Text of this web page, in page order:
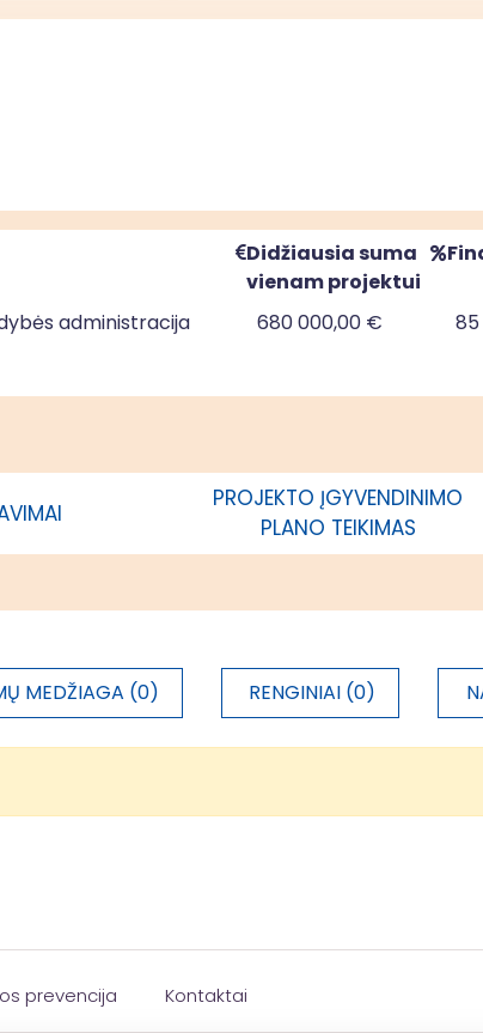
Didžiausia suma
vienam projektui
administracija 680 000,00 €
PROJEKTO ĮGYVENDINIMO
PLANO TEIKIMAS
MEDŽIAGA (0) RENGINIAI (0)
prevencija Kontaktai